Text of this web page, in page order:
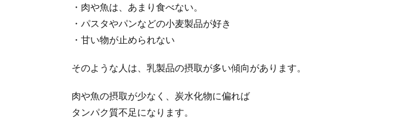
・肉や魚は、あまり食べない。
・パスタやパンなどの小麦製品が好き
・甘い物が止められない
そのような人は、乳製品の摂取が多い傾向があります。
肉や魚の摂取が少なく、炭水化物に偏れば
タンパク質不足になります。